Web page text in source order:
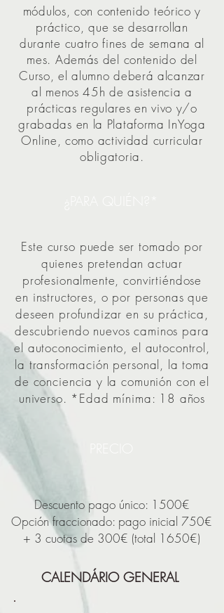
módulos, con contenido teórico y
práctico, que se desarrollan
durante cuatro fines de semana al
mes. Además del contenido del
Curso, el alumno deberá alcanzar
al menos 45h de asistencia a
prácticas regulares en vivo y/o
grabadas en la Plataforma InYoga
Online, como actividad curricular
obligatoria.
Este curso puede ser tomado por
quienes pretendan actuar
profesionalmente, convirtiéndose
en instructores, o por personas que
deseen profundizar en su práctica,
descubriendo nuevos caminos para
el autoconocimiento, el autocontrol,
la transformación personal, la toma
de conciencia y la comunión con el
universo. *Edad mínima: 18 años
Descuento pago único: 1500€
Opción fraccionado: pago inicial 750€
+ 3 cuotas de 300€ (total 1650€)
CALENDÁRIO GENERAL